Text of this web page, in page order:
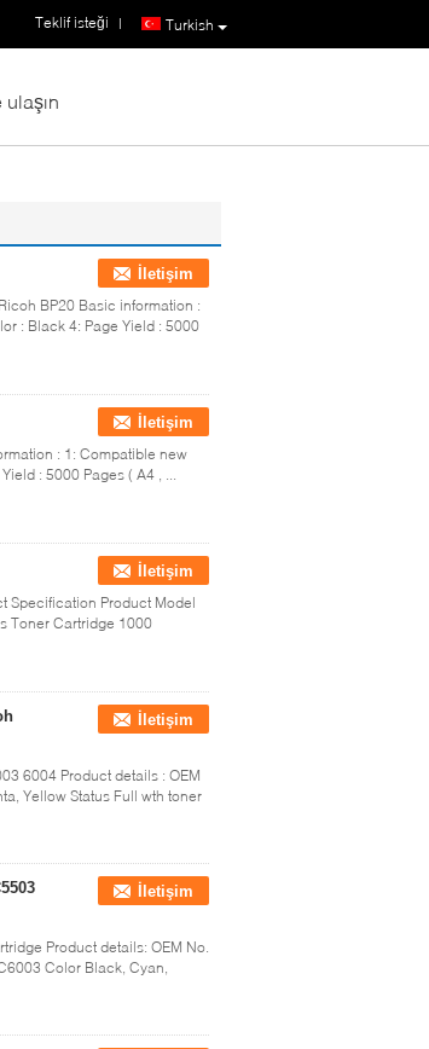
Turkish
Teklif isteği |
ulaşın
İletişim
BP20 Basic information :
: Black 4: Page Yield : 5000
İletişim
: 1: Compatible new
: 5000 Pages ( A4 , ...
İletişim
Specification Product Model
Toner Cartridge 1000
İletişim
6004 Product details : OEM
Yellow Status Full wth toner
İletişim
Product details: OEM No.
Color Black, Cyan,